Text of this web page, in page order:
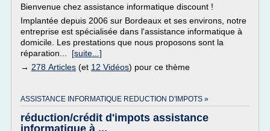
Bienvenue chez assistance informatique discount !
Implantée depuis 2006 sur Bordeaux et ses environs, notre
entreprise est spécialisée dans l'assistance informatique à
domicile. Les prestations que nous proposons sont la
réparation... [suite...]
→ 278 Articles (et 12 Vidéos) pour ce thème
ASSISTANCE INFORMATIQUE REDUCTION D'IMPOTS »
réduction/crédit d'impots assistance
informatique à ...